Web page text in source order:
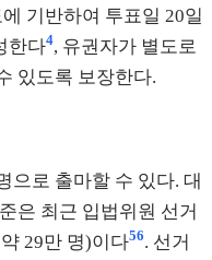
기반하여 투표일 20일
한다4, 유권자가 별도로
있도록 보장한다.
으로 출마할 수 있다. 대
은 최근 입법위원 선거
29만 명)이다56. 선거